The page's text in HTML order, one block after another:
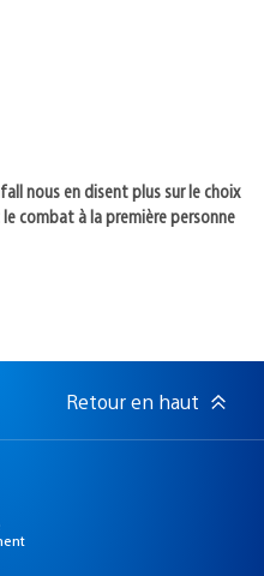
nous en disent plus sur le choix
combat à la première personne
Retour en haut